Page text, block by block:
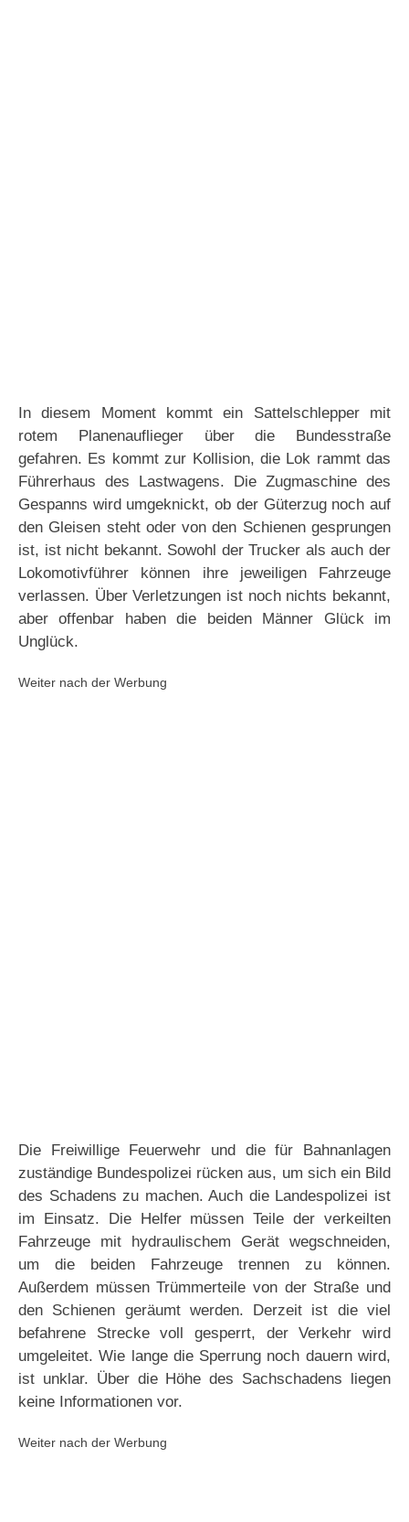
In diesem Moment kommt ein Sattelschlepper mit
rotem Planenauflieger über die Bundesstraße
gefahren. Es kommt zur Kollision, die Lok rammt das
Führerhaus des Lastwagens. Die Zugmaschine des
Gespanns wird umgeknickt, ob der Güterzug noch auf
den Gleisen steht oder von den Schienen gesprungen
ist, ist nicht bekannt. Sowohl der Trucker als auch der
Lokomotivführer können ihre jeweiligen Fahrzeuge
verlassen. Über Verletzungen ist noch nichts bekannt,
aber offenbar haben die beiden Männer Glück im
Unglück.
Weiter nach der Werbung
Die Freiwillige Feuerwehr und die für Bahnanlagen
zuständige Bundespolizei rücken aus, um sich ein Bild
des Schadens zu machen. Auch die Landespolizei ist
im Einsatz. Die Helfer müssen Teile der verkeilten
Fahrzeuge mit hydraulischem Gerät wegschneiden,
um die beiden Fahrzeuge trennen zu können.
Außerdem müssen Trümmerteile von der Straße und
den Schienen geräumt werden. Derzeit ist die viel
befahrene Strecke voll gesperrt, der Verkehr wird
umgeleitet. Wie lange die Sperrung noch dauern wird,
ist unklar. Über die Höhe des Sachschadens liegen
keine Informationen vor.
Weiter nach der Werbung